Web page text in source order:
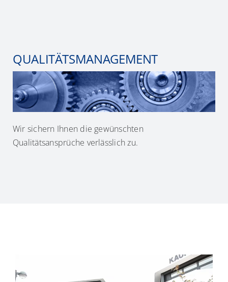
QUALITÄTSMANAGEMENT
Wir sichern Ihnen die gewünschten
Qualitätsansprüche verlässlich zu.
MEHR ERFAHREN